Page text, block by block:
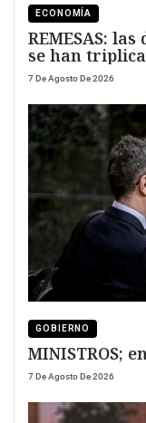
ECONOMÍA
REMESAS:
se han
7 De Agosto De 2026
GOBIERNO
MINISTROS;
7 De Agosto De 2026